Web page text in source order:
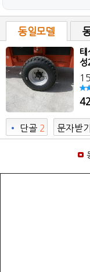
동일모델
태
성
• 단골 2
8
문자받기